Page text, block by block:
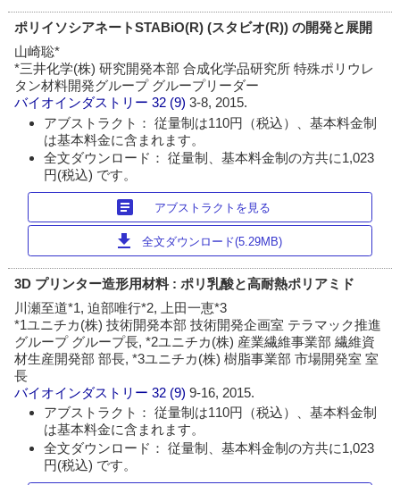
ポリイソシアネートSTABiO(R) (スタビオ(R)) の開発と展開
山崎聡*
*三井化学(株) 研究開発本部 合成化学品研究所 特殊ポリウレ
タン材料開発グループ グループリーダー
バイオインダストリー 32 (9)3-8, 2015.
アブストラクト： 従量制は110円（税込）、基本料金制
は基本料金に含まれます。
全文ダウンロード： 従量制、基本料金制の方共に1,023
円(税込) です。
article アブストラクトを見る
download 全文ダウンロード(5.29MB)
3D プリンター造形用材料 : ポリ乳酸と高耐熱ポリアミド
川瀬至道*1, 迫部唯行*2, 上田一恵*3
*1ユニチカ(株) 技術開発本部 技術開発企画室 テラマック推進
グループ グループ長, *2ユニチカ(株) 産業繊維事業部 繊維資
材生産開発部 部長, *3ユニチカ(株) 樹脂事業部 市場開発室 室
長
バイオインダストリー 32 (9)9-16, 2015.
アブストラクト： 従量制は110円（税込）、基本料金制
は基本料金に含まれます。
全文ダウンロード： 従量制、基本料金制の方共に1,023
円(税込) です。